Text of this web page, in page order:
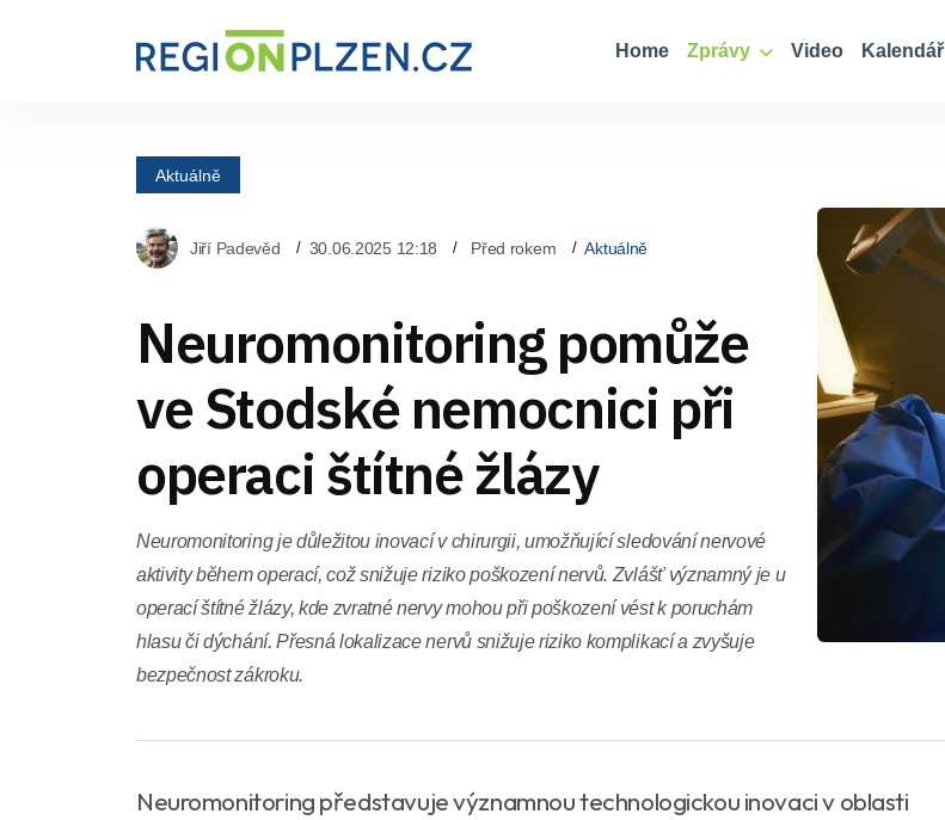
Home Zprávy Video Kalendář
Aktuálně
Jiří Padevěd 30.06.2025 12:18 Před rokem Aktuálně
Neuromonitoring pomůže
ve Stodské nemocnici při
operaci štítné žlázy
Neuromonitoring je důležitou inovací v chirurgii, umožňující sledování nervové
aktivity během operací, což snižuje riziko poškození nervů. Zvlášť významný je u
operací štítné žlázy, kde zvratné nervy mohou při poškození vést k poruchám
hlasu či dýchání. Přesná lokalizace nervů snižuje riziko komplikací a zvyšuje
bezpečnost zákroku.
Neuromonitoring představuje významnou technologickou inovaci v oblasti